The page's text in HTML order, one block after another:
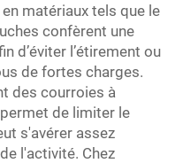
matériaux tels que le
confèrent une
d’éviter l’étirement ou
de fortes charges.
des courroies à
de limiter le
s'avérer assez
l'activité. Chez